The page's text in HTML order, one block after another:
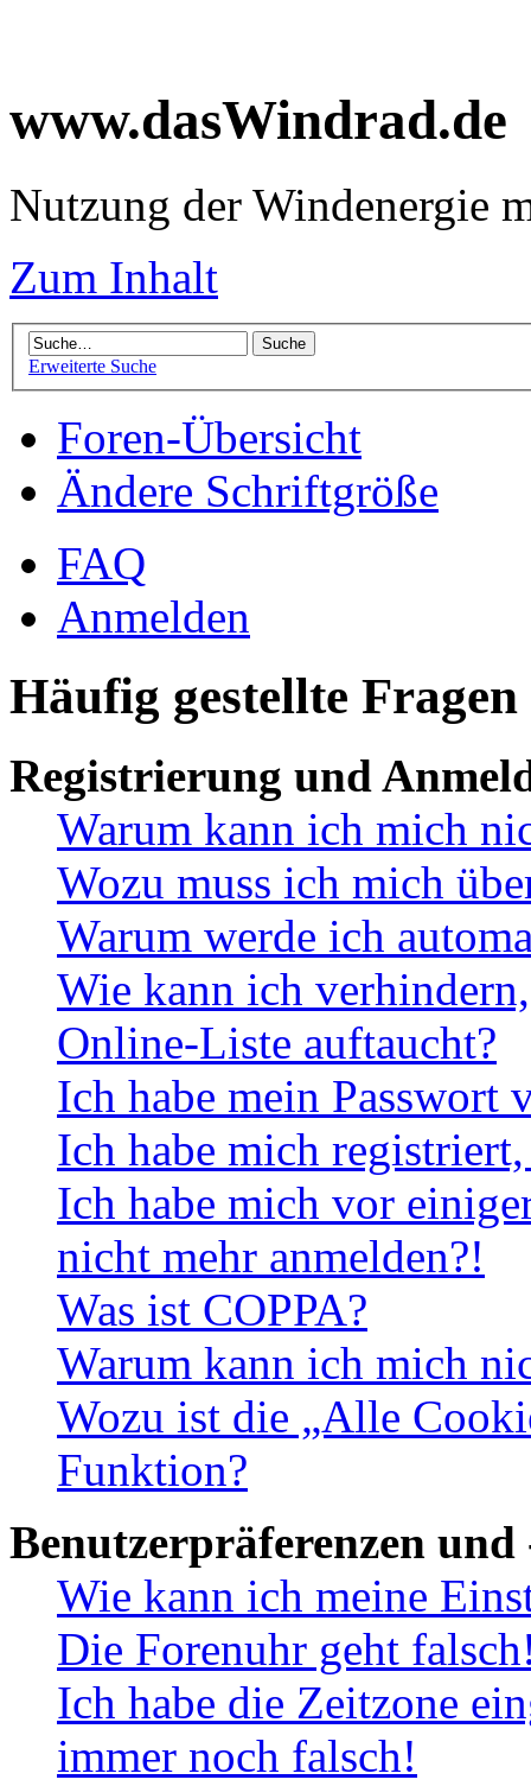
www.dasWindrad.de
Nutzung der Windenergie
Zum Inhalt
Erweiterte Suche
Foren-Übersicht
Ändere Schriftgröße
FAQ
Anmelden
Häufig gestellte Fragen
Registrierung und
Warum kann ich mich
Wozu muss ich mich
Warum werde ich
Wie kann ich
Online-Liste auftaucht?
Ich habe mein Passwort
Ich habe mich
Ich habe mich vor
nicht mehr anmelden?!
Was ist COPPA?
Warum kann ich mich
Wozu ist die „Alle
Funktion?
Benutzerpräferenzen und
Wie kann ich meine
Die Forenuhr geht
Ich habe die Zeitzone
immer noch falsch!